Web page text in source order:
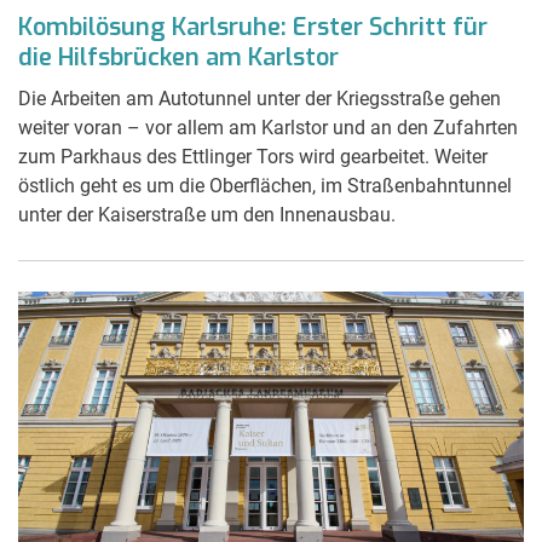
Kombilösung Karlsruhe: Erster Schritt für
die Hilfsbrücken am Karlstor
Die Arbeiten am Autotunnel unter der Kriegsstraße gehen
weiter voran – vor allem am Karlstor und an den Zufahrten
zum Parkhaus des Ettlinger Tors wird gearbeitet. Weiter
östlich geht es um die Oberflächen, im Straßenbahntunnel
unter der Kaiserstraße um den Innenausbau.